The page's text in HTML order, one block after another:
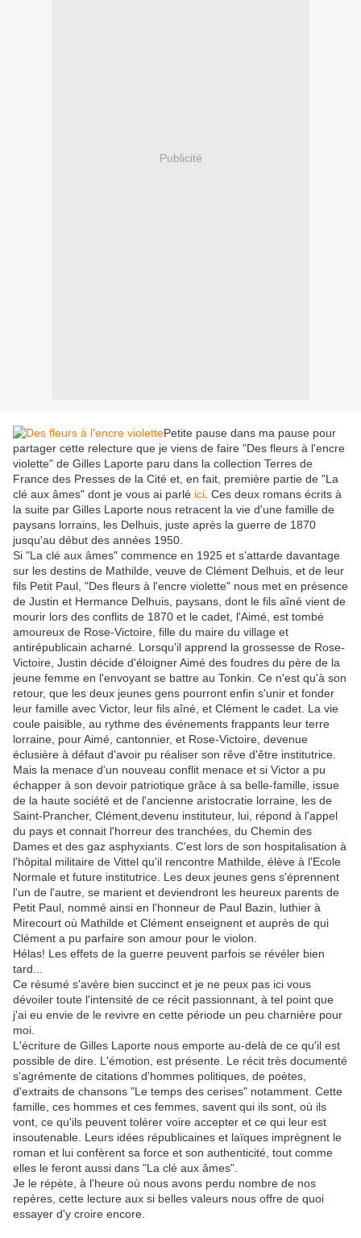
Publicité
Petite pause dans ma pause pour
partager cette relecture que je viens de faire "Des fleurs à l'encre
violette" de Gilles Laporte paru dans la collection Terres de
France des Presses de la Cité et, en fait, première partie de "La
clé aux âmes" dont je vous ai parlé ici . Ces deux romans écrits à
la suite par Gilles Laporte nous retracent la vie d'une famille de
paysans lorrains, les Delhuis, juste après la guerre de 1870
jusqu'au début des années 1950.
Si "La clé aux âmes" commence en 1925 et s'attarde davantage
sur les destins de Mathilde, veuve de Clément Delhuis, et de leur
fils Petit Paul, "Des fleurs à l'encre violette" nous met en présence
de Justin et Hermance Delhuis, paysans, dont le fils aîné vient de
mourir lors des conflits de 1870 et le cadet, l'Aimé, est tombé
amoureux de Rose-Victoire, fille du maire du village et
antirépublicain acharné. Lorsqu'il apprend la grossesse de Rose-
Victoire, Justin décide d'éloigner Aimé des foudres du père de la
jeune femme en l'envoyant se battre au Tonkin. Ce n'est qu'à son
retour, que les deux jeunes gens pourront enfin s'unir et fonder
leur famille avec Victor, leur fils aîné, et Clément le cadet. La vie
coule paisible, au rythme des événements frappants leur terre
lorraine, pour Aimé, cantonnier, et Rose-Victoire, devenue
éclusière à défaut d'avoir pu réaliser son rêve d'être institutrice.
Mais la menace d'un nouveau conflit menace et si Victor a pu
échapper à son devoir patriotique grâce à sa belle-famille, issue
de la haute société et de l'ancienne aristocratie lorraine, les de
Saint-Prancher, Clément,devenu instituteur, lui, répond à l'appel
du pays et connait l'horreur des tranchées, du Chemin des
Dames et des gaz asphyxiants. C'est lors de son hospitalisation à
l'hôpital militaire de Vittel qu'il rencontre Mathilde, élève à l'Ecole
Normale et future institutrice. Les deux jeunes gens s'éprennent
l'un de l'autre, se marient et deviendront les heureux parents de
Petit Paul, nommé ainsi en l'honneur de Paul Bazin, luthier à
Mirecourt où Mathilde et Clément enseignent et auprès de qui
Clément a pu parfaire son amour pour le violon.
Hélas! Les effets de la guerre peuvent parfois se révéler bien
tard...
Ce résumé s'avère bien succinct et je ne peux pas ici vous
dévoiler toute l'intensité de ce récit passionnant, à tel point que
j'ai eu envie de le revivre en cette période un peu charnière pour
moi.
L'écriture de Gilles Laporte nous emporte au-delà de ce qu'il est
possible de dire. L'émotion, est présente. Le récit très documenté
s'agrémente de citations d'hommes politiques, de poètes,
d'extraits de chansons "Le temps des cerises" notamment. Cette
famille, ces hommes et ces femmes, savent qui ils sont, où ils
vont, ce qu'ils peuvent tolérer voire accepter et ce qui leur est
insoutenable. Leurs idées républicaines et laïques imprègnent le
roman et lui confèrent sa force et son authenticité, tout comme
elles le feront aussi dans "La clé aux âmes".
Je le répète, à l'heure où nous avons perdu nombre de nos
repères, cette lecture aux si belles valeurs nous offre de quoi
essayer d'y croire encore.